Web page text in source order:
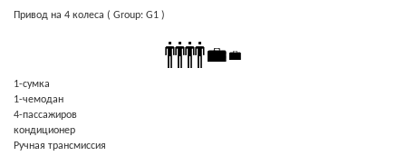
Привод на 4 колеса ( Group: G1 )
1-cумка
1-чемодан
4-пассажиров
кондиционер
Ручная трансмиссия